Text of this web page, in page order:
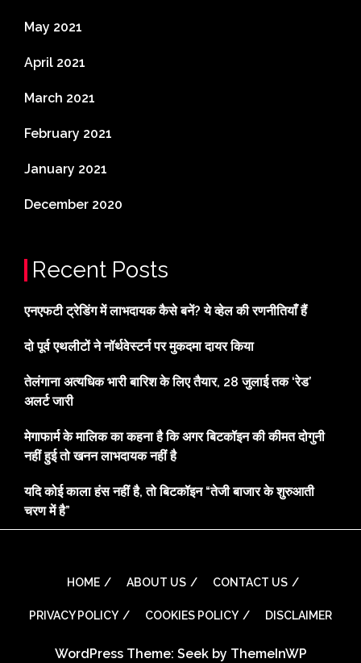
May 2021
April 2021
March 2021
February 2021
January 2021
December 2020
Recent Posts
एनएफटी ट्रेडिंग में लाभदायक कैसे बनें? ये व्हेल की रणनीतियाँ हैं
दो पूर्व एथलीटों ने नॉर्थवेस्टर्न पर मुकदमा दायर किया
तेलंगाना अत्यधिक भारी बारिश के लिए तैयार, 28 जुलाई तक ‘रेड’
अलर्ट जारी
मेगाफार्म के मालिक का कहना है कि अगर बिटकॉइन की कीमत दोगुनी
नहीं हुई तो खनन लाभदायक नहीं है
यदि कोई काला हंस नहीं है, तो बिटकॉइन “तेजी बाजार के शुरुआती
चरण में है”
HOME ABOUT US CONTACT US
PRIVACY POLICY COOKIES POLICY DISCLAIMER
WordPress Theme: Seek by ThemeInWP